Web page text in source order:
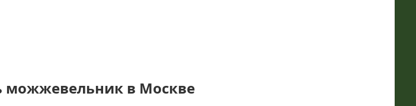
можжевельник в Москве